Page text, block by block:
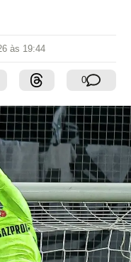
às 19:44
0